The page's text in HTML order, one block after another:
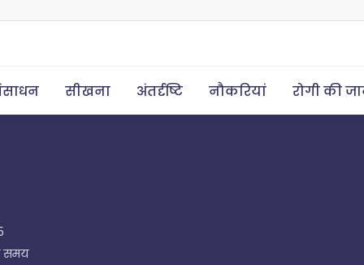
सीखना अंतर्दृष्टि नौकरियां रोगी की
समय